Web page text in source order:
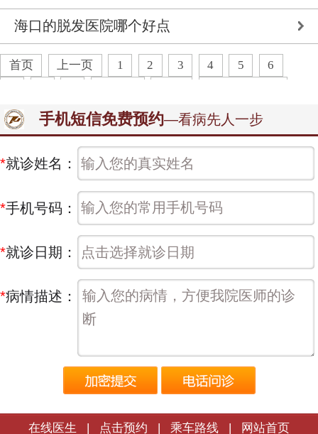
海口的脱发医院哪个好点
首页 上一页 1 2 3 4 5
6
手机短信免费预约—看病先人一步
*就诊姓名：
*手机号码：
*就诊日期：
*病情描述：
在线医生 点击预约 乘车路线 网站首页